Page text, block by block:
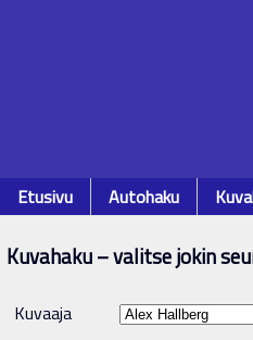
Etusivu Autohaku
Kuvahaku – valitse jokin
Kuvaaja